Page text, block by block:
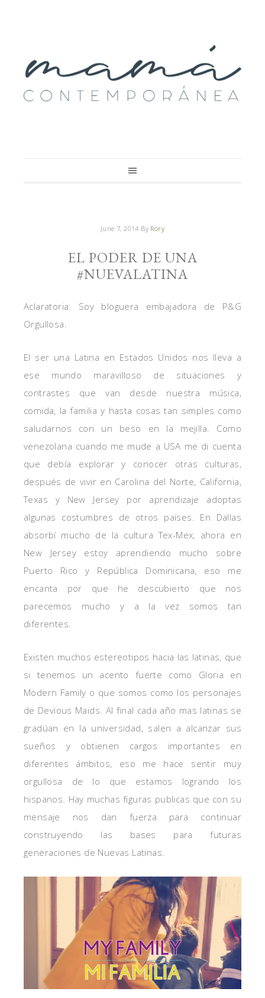
June 7, 2014 By Rory
EL PODER DE UNA
#NUEVALATINA
Aclaratoria: Soy bloguera embajadora de P&G
Orgullosa.
El ser una Latina en Estados Unidos nos lleva a
ese mundo maravilloso de situaciones y
contrastes que van desde nuestra música,
comida, la familia y hasta cosas tan simples como
saludarnos con un beso en la mejilla. Como
venezolana cuando me mude a USA me di cuenta
que debía explorar y conocer otras culturas,
después de vivir en Carolina del Norte, California,
Texas y New Jersey por aprendizaje adoptas
algunas costumbres de otros países. En Dallas
absorbí mucho de la cultura Tex-Mex, ahora en
New Jersey estoy aprendiendo mucho sobre
Puerto Rico y República Dominicana, eso me
encanta por que he descubierto que nos
parecemos mucho y a la vez somos tan
diferentes.
Existen muchos estereotipos hacia las latinas, que
si tenemos un acento fuerte como Gloria en
Modern Family o que somos como los personajes
de Devious Maids. Al final cada año mas latinas se
gradúan en la universidad, salen a alcanzar sus
sueños y obtienen cargos importantes en
diferentes ámbitos, eso me hace sentir muy
orgullosa de lo que estamos logrando los
hispanos. Hay muchas figuras publicas que con su
mensaje nos dan fuerza para continuar
construyendo las bases para futuras
generaciones de Nuevas Latinas.